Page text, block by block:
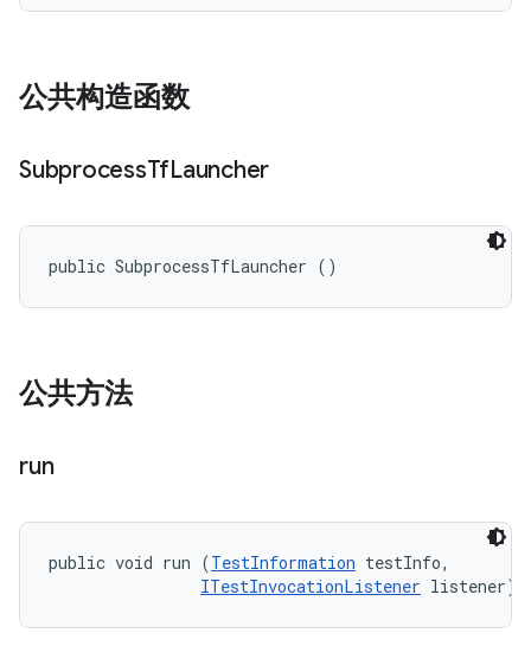
公共构造函数
SubprocessTfLauncher
public SubprocessTfLauncher ()
公共方法
run
public void run (TestInformation testInfo,
ITestInvocationListener listener)